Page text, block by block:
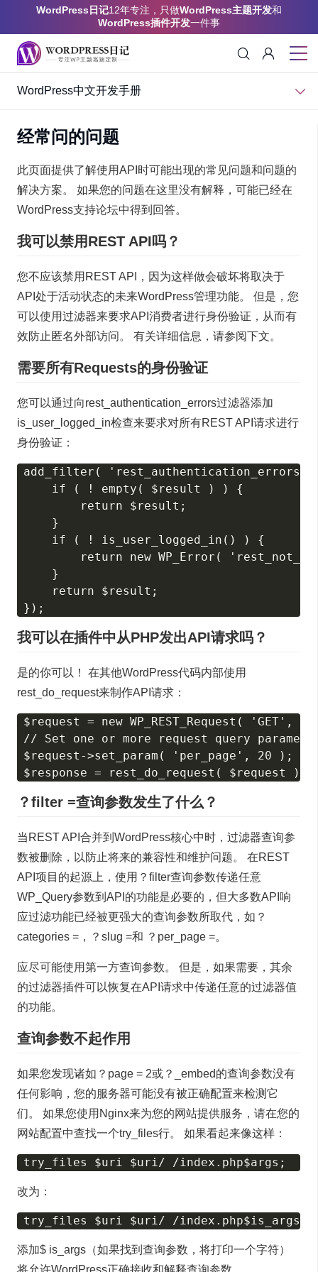
WordPress日记12年专注，只做WordPress主题开发和
WordPress插件开发一件事
WordPress中文开发手册
经常问的问题
此页面提供了解使用API时可能出现的常见问题和问题的
解决方案。 如果您的问题在这里没有解释，可能已经在
WordPress支持论坛中得到回答。
我可以禁用REST API吗？
您不应该禁用REST API，因为这样做会破坏将取决于
API处于活动状态的未来WordPress管理功能。 但是，您
可以使用过滤器来要求API消费者进行身份验证，从而有
效防止匿名外部访问。 有关详细信息，请参阅下文。
需要所有Requests的身份验证
您可以通过向rest_authentication_errors过滤器添加
is_user_logged_in检查来要求对所有REST API请求进行
身份验证：
add_filter(
    if ( ! empty( $result ) ) {
        return $result;
    }
    if ( ! is_user_logged_in() ) {
return new WP_Error(
    }
    return $result;
我可以在插件中从PHP发出API请求吗？
是的你可以！ 在其他WordPress代码内部使用
rest_do_request来制作API请求：
$request = new WP_REST_Request(
// Set one or more request query
$request->set_param( 'per_page', 20 );
？filter =查询参数发生了什么？
当REST API合并到WordPress核心中时，过滤器查询参
数被删除，以防止将来的兼容性和维护问题。 在REST
API项目的起源上，使用？filter查询参数传递任意
WP_Query参数到API的功能是必要的，但大多数API响
应过滤功能已经被更强大的查询参数所取代，如？
categories =，？slug =和 ？per_page =。
应尽可能使用第一方查询参数。 但是，如果需要，其余
的过滤器插件可以恢复在API请求中传递任意的过滤器值
的功能。
查询参数不起作用
如果您发现诸如？page = 2或？_embed的查询参数没有
任何影响，您的服务器可能没有被正确配置来检测它
们。 如果您使用Nginx来为您的网站提供服务，请在您的
网站配置中查找一个try_files行。 如果看起来像这样：
改为：
添加$ is_args（如果找到查询参数，将打印一个字符）
将允许WordPress正确接收和解释查询参数。